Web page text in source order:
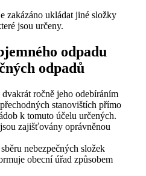
zakázáno ukládat jiné složky
jsou určeny.
odpadu
odpadů
ročně jeho odebíráním
stanovištích přímo
k tomuto účelu určených.
zajišťovány oprávněnou
nebezpečných složek
obecní úřad způsobem